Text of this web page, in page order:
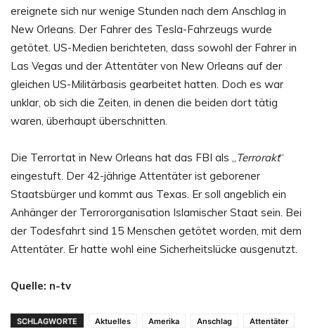
ereignete sich nur wenige Stunden nach dem Anschlag in
New Orleans. Der Fahrer des Tesla-Fahrzeugs wurde
getötet. US-Medien berichteten, dass sowohl der Fahrer in
Las Vegas und der Attentäter von New Orleans auf der
gleichen US-Militärbasis gearbeitet hatten. Doch es war
unklar, ob sich die Zeiten, in denen die beiden dort tätig
waren, überhaupt überschnitten.
Die Terrortat in New Orleans hat das FBI als „Terrorakt“
eingestuft. Der 42-jährige Attentäter ist geborener
Staatsbürger und kommt aus Texas. Er soll angeblich ein
Anhänger der Terrororganisation Islamischer Staat sein. Bei
der Todesfahrt sind 15 Menschen getötet worden, mit dem
Attentäter. Er hatte wohl eine Sicherheitslücke ausgenutzt.
Quelle: n-tv
SCHLAGWORTE Aktuelles Amerika Anschlag
Attentäter